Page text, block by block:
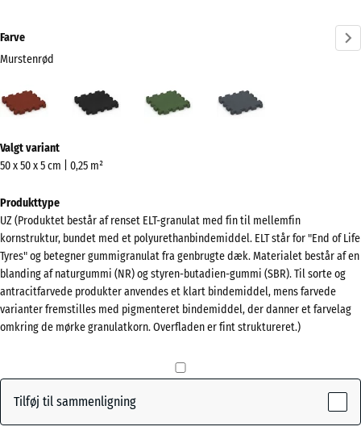
Farve
Murstenrød
Murstenrød
(active)
Græsgrøn
information
om
farverne?
Vis
farvepalette
Murstenrød(active)
Antracit - 4,00 kr.
Græsgrøn + 4,00 kr.
Valgt variant
50 x 50 x 5 cm | 0,25 m²
Produkttype
UZ (Produktet består af renset ELT-granulat med fin til mellemfin
kornstruktur, bundet med et polyurethanbindemiddel. ELT står for "End of Life
Tyres" og betegner gummigranulat fra genbrugte dæk. Materialet består af en
blanding af naturgummi (NR) og styren-butadien-gummi (SBR). Til sorte og
antracitfarvede produkter anvendes et klart bindemiddel, mens farvede
varianter fremstilles med pigmenteret bindemiddel, der danner et farvelag
omkring de mørke granulatkorn. Overfladen er fint struktureret.)
Tilføj til sammenligning